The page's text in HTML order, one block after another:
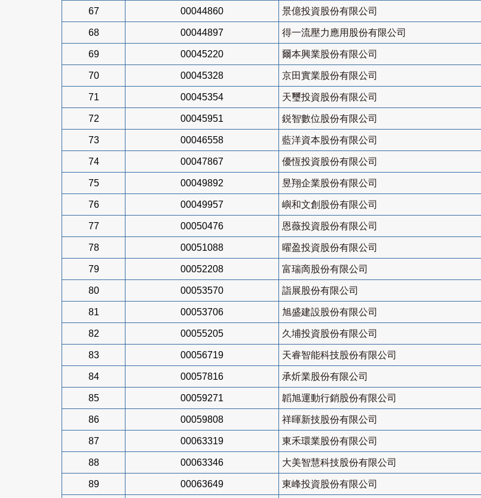
67 00044860 景億投資股份有限公司
68 00044897 得一流壓力應用股份有限公司
69 00045220 爾本興業股份有限公司
70 00045328 京田實業股份有限公司
71 00045354 天璽投資股份有限公司
72 00045951 鋭智數位股份有限公司
73 00046558 藍洋資本股份有限公司
74 00047867 優恆投資股份有限公司
75 00049892 昱翔企業股份有限公司
76 00049957 嶼和文創股份有限公司
77 00050476 恩薇投資股份有限公司
78 00051088 曜盈投資股份有限公司
79 00052208 富瑞啇股份有限公司
80 00053570 詣展股份有限公司
81 00053706 旭盛建設股份有限公司
82 00055205 久埔投資股份有限公司
83 00056719 天睿智能科技股份有限公司
84 00057816 承炘業股份有限公司
85 00059271 韜旭運動行銷股份有限公司
86 00059808 祥暉新技股份有限公司
87 00063319 東禾環業股份有限公司
88 00063346 大美智慧科技股份有限公司
89 00063649 東峰投資股份有限公司